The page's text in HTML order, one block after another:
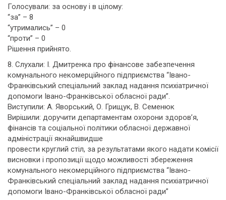
Голосували: за основу і в цілому:
“за” – 8
“утримались” – 0
“проти” – 0
Рішення прийнято.
8. Слухали: І. Дмитренка про фінансове забезпечення
комунального некомерційного підприємства “Івано-
Франківський спеціальний заклад надання психіатричної
допомоги Івано-Франківської обласної ради”.
Виступили: А. Яворський, О. Грищук, В. Семенюк
Вирішили: доручити департаментам охорони здоров’я,
фінансів та соціальної політики обласної державної
адміністрації якнайшвидше
провести круглий стіл, за результатами якого надати комісії
висновки і пропозиції щодо можливості збереження
комунального некомерційного підприємства “Івано-
Франківський спеціальний заклад надання психіатричної
допомоги Івано-Франківської обласної ради”